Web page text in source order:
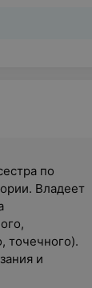
по
Владеет
точечного).
и